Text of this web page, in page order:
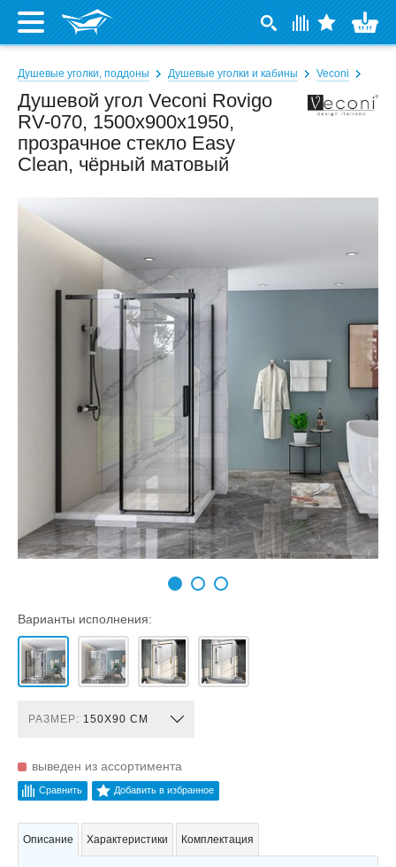
Душевые уголки, поддоны Душевые уголки и кабины Veconi
Душевой угол Veconi Rovigo
RV-070, 1500x900x1950,
прозрачное стекло Easy
Clean, чёрный матовый
Варианты исполнения:
РАЗМЕР: 150X90 СМ
выведен из ассортимента
Сравнить Добавить в избранное
Описание Характеристики Комплектация